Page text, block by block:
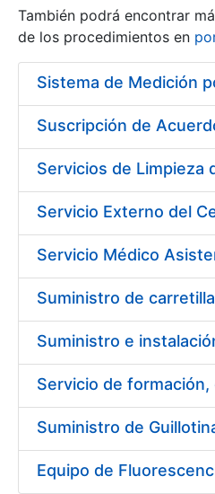
Show/Hide
También podrá encontrar
de los procedimientos en
Sistema de Medición
Suministro de